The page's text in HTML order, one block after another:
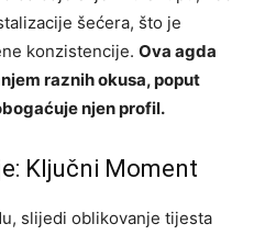
šećera, što je
konzistencije. Ova agda
raznih okusa, poput
njen profil.
Ključni Moment
slijedi oblikovanje tijesta